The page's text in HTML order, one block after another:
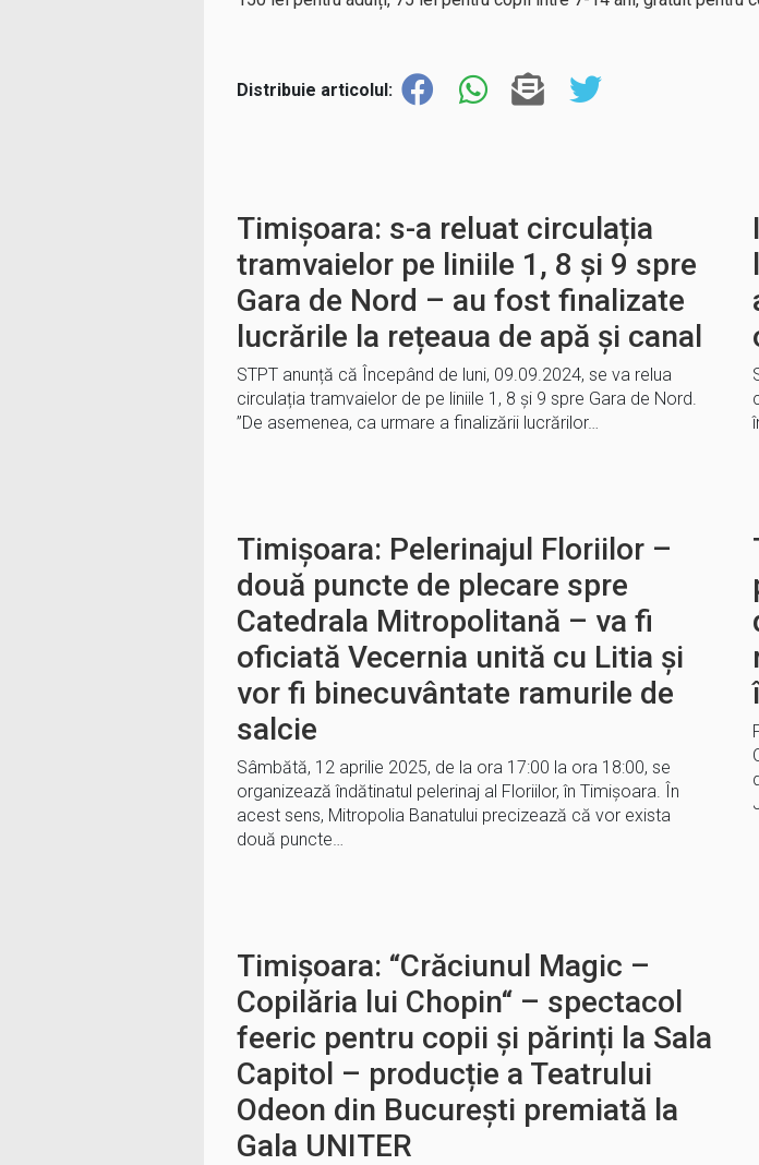
Distribuie articolul:
Timișoara: s-a reluat circulația
tramvaielor pe liniile 1, 8 și 9 spre
Gara de Nord – au fost finalizate
lucrările la rețeaua de apă și canal
STPT anunță că Începând de luni, 09.09.2024, se va relua
circulația tramvaielor de pe liniile 1, 8 și 9 spre Gara de Nord.
”De asemenea, ca urmare a finalizării lucrărilor…
Timișoara: Pelerinajul Floriilor –
două puncte de plecare spre
Catedrala Mitropolitană – va fi
oficiată Vecernia unită cu Litia și
vor fi binecuvântate ramurile de
salcie
Sâmbătă, 12 aprilie 2025, de la ora 17:00 la ora 18:00, se
organizează îndătinatul pelerinaj al Floriilor, în Timișoara. În
acest sens, Mitropolia Banatului precizează că vor exista
două puncte…
Timișoara: “Crăciunul Magic –
Copilăria lui Chopin“ – spectacol
feeric pentru copii și părinți la Sala
Capitol – producție a Teatrului
Odeon din București premiată la
Gala UNITER